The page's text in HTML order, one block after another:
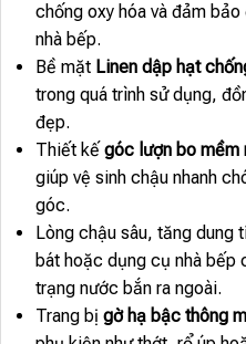
chống oxy hóa và đảm
nhà bếp.
Bề mặt Linen dập hạt
trong quá trình sử dụng,
đẹp.
Thiết kế góc lượn bo mềm
giúp vệ sinh chậu nhanh
góc.
Lòng chậu sâu, tăng dung
bát hoặc dụng cụ nhà bếp
trạng nước bắn ra ngoài.
Trang bị gờ hạ bậc thông